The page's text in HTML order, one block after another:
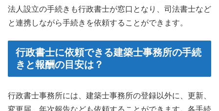
法人設立の手続きも行政書士が窓口となり、司法書士など
と連携しながら手続きを依頼することができます。
行政書士に依頼できる建築士事務所の手続
きと報酬の目安は？
行政書士事務所には、建築士事務所の登録以外に、更新、